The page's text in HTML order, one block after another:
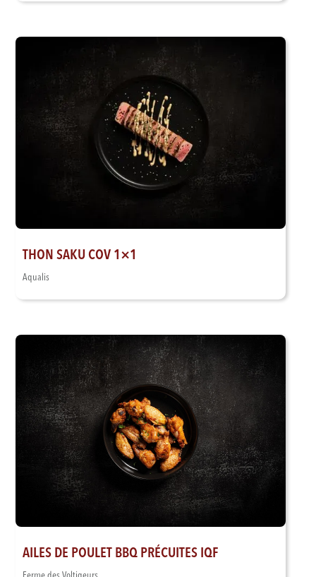
THON SAKU COV 1×1
Aqualis
AILES DE POULET BBQ PRÉCUITES IQF